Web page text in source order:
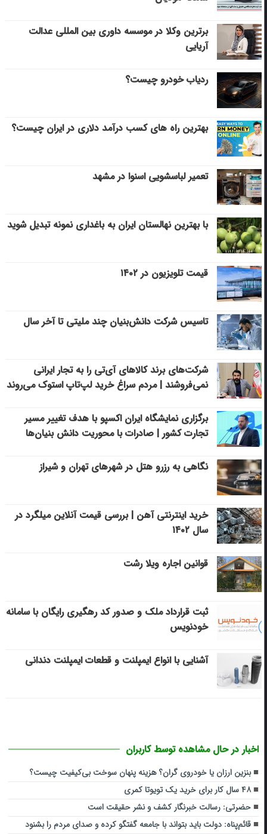
برترین وکلا در موسسه داوری بین المللی عدالت
آریایی
ردیاب خودرو چیست؟
بهترین راه های کسب درآمد دلاری در ایران چیست؟
تعمیر لباسشویی اسنوا در مشهد
با بهترین نهالستان ایران به باغداری نمونه تبدیل شوید
قیمت تلویزیون در ۱۴۰۲
تاسیس شرکت دانش‌بنیان چند ملیتی تا آخر سال
شرکت‌های برند کالاهای آی‌تی را به تجار ایرانی
نمی‌فروشند | مردم سراغ خرید لپ‌تاپ استوک می‌روند
برگزاری نمایشگاه ایران اکسپو با هدف تغییر مسیر
تجارت کشور | صادرات با محوریت دانش بنیان‌ها
نگاهی به رزرو هتل در شهرهای تهران و شیراز
خرید اینترنتی آهن | بررسی قیمت آنلاین میلگرد در
سال ۱۴۰۲
قوانین اجاره ویلا رشت
ثبت قرارداد ملک و صدور کد رهگیری رایگان با سامانه
خودنویس
آشنایی با انواع ایمپلنت و قطعات ایمپلنت دندانی
اخبار در حال مشاهده توسط کاربران
بنزین ارزان یا خودروی گران؟ هزینه پنهان سوخت بی‌کیفیت چیست؟
۴۸ سال کار برای خرید یک تویوتا کمری
حضرتی: رسالت خبرنگار کشف و نشر حقیقت است
قائم‌پناه: دولت باید بتواند با جامعه گفتگو کرده و صدای مردم را بشنود